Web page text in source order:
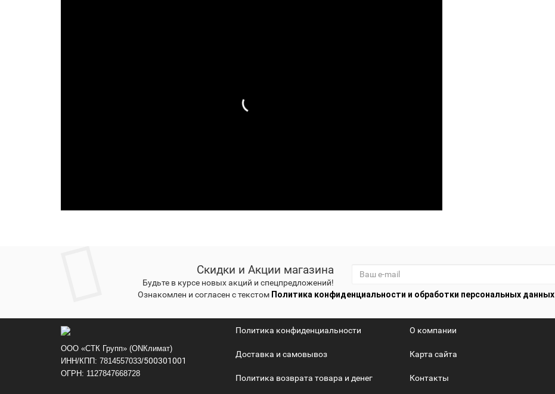
Скидки и Акции магазина
Будьте в курсе новых акций и спецпредложений!
Ознакомлен и согласен с текстом Политика конфиденциальности и обработки персональных данных
ООО «СТК Групп» (ONКлимат)
ИНН/КПП: 7814557033/500301001
ОГРН: 1127847668728
Политика конфиденциальности
Доставка и самовывоз
Политика возврата товара и денег
О компании
Карта сайта
Контакты